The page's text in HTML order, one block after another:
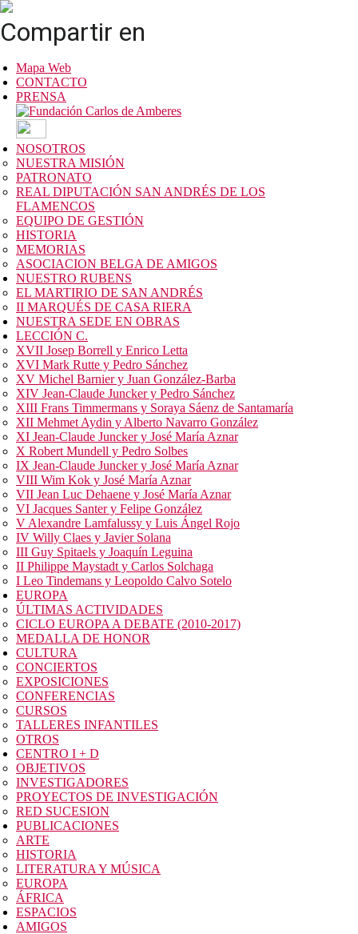
Compartir en
Mapa Web
CONTACTO
PRENSA
NOSOTROS
NUESTRA MISIÓN
PATRONATO
REAL DIPUTACIÓN SAN ANDRÉS DE LOS
FLAMENCOS
EQUIPO DE GESTIÓN
HISTORIA
MEMORIAS
ASOCIACION BELGA DE AMIGOS
NUESTRO RUBENS
EL MARTIRIO DE SAN ANDRÉS
II MARQUÉS DE CASA RIERA
NUESTRA SEDE EN OBRAS
LECCIÓN C.
XVII Josep Borrell y Enrico Letta
XVI Mark Rutte y Pedro Sánchez
XV Michel Barnier y Juan González-Barba
XIV Jean-Claude Juncker y Pedro Sánchez
XIII Frans Timmermans y Soraya Sáenz de Santamaría
XII Mehmet Aydin y Alberto Navarro González
XI Jean-Claude Juncker y José María Aznar
X Robert Mundell y Pedro Solbes
IX Jean-Claude Juncker y José María Aznar
VIII Wim Kok y José María Aznar
VII Jean Luc Dehaene y José María Aznar
VI Jacques Santer y Felipe González
V Alexandre Lamfalussy y Luis Ángel Rojo
IV Willy Claes y Javier Solana
III Guy Spitaels y Joaquín Leguina
II Philippe Maystadt y Carlos Solchaga
I Leo Tindemans y Leopoldo Calvo Sotelo
EUROPA
ÚLTIMAS ACTIVIDADES
CICLO EUROPA A DEBATE (2010-2017)
MEDALLA DE HONOR
CULTURA
CONCIERTOS
EXPOSICIONES
CONFERENCIAS
CURSOS
TALLERES INFANTILES
OTROS
CENTRO I + D
OBJETIVOS
INVESTIGADORES
PROYECTOS DE INVESTIGACIÓN
RED SUCESION
PUBLICACIONES
ARTE
HISTORIA
LITERATURA Y MÚSICA
EUROPA
ÁFRICA
ESPACIOS
AMIGOS